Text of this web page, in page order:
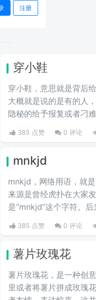
注册
穿小鞋
穿小鞋，意思就是背后
大概就是说的是有的人
隐秘的给予报复或者刁
摆掉刁难。一般最常见
385 点赞 0 评论
mnkjd
mnkjd，网络用语，就
来源是曾经虎扑在大家
是“mnkjd”这个字符。
引申成意思为胡说八道
语，我们就说他在
385 点赞 0 评论
薯片玫瑰花
薯片玫瑰花，是一种创
里或者将薯片拼成玫瑰